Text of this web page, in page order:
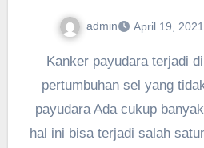
admin April 19, 2021
Kanker payudara terjadi dikarenakan adanya
pertumbuhan sel yang
payudara Ada cukup
hal ini bisa terjadi salah